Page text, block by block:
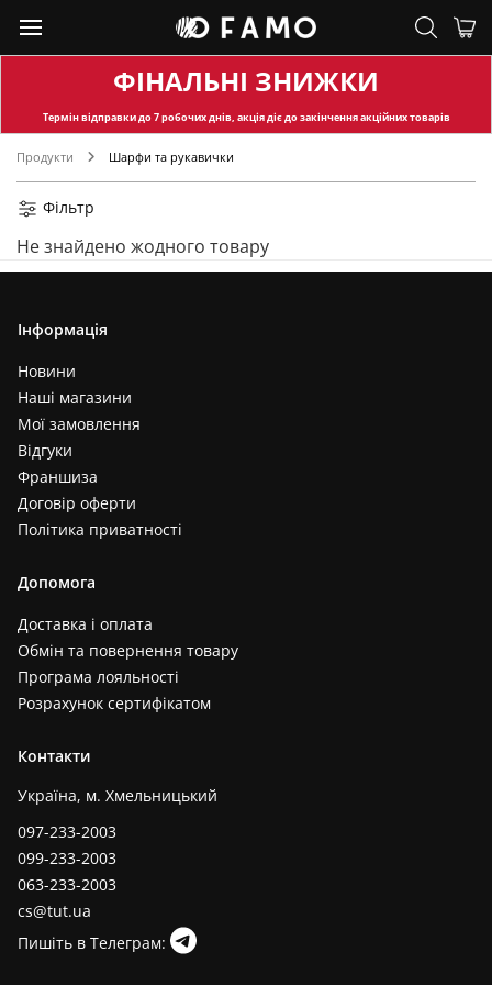
ФІНАЛЬНІ ЗНИЖКИ
Термін відправкидо 7 робочих днів, акція діє до закінчення акційних товарів
Продукти Шарфи та рукавички
Фільтр
Не знайдено жодного товару
Інформація
Новини
Наші магазини
Мої замовлення
Відгуки
Франшиза
Договір оферти
Політика приватності
Допомога
Доставка і оплата
Обмін та повернення товару
Програма лояльності
Розрахунок сертифікатом
Контакти
Україна, м. Хмельницький
097-233-2003
099-233-2003
063-233-2003
cs@tut.ua
Пишіть в Телеграм: